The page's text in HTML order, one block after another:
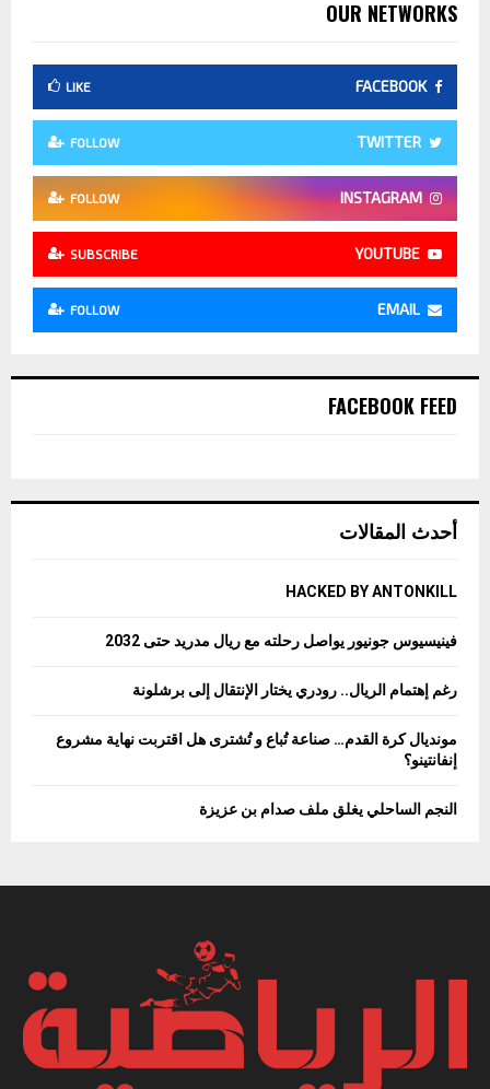
OUR NETWORKS
FACEBOOK
LIKE
TWITTER
FOLLOW
INSTAGRAM
FOLLOW
YOUTUBE
SUBSCRIBE
EMAIL
FOLLOW
FACEBOOK FEED
أحدث المقالات
HACKED BY ANTONKILL
فينيسيوس جونيور يواصل رحلته مع ريال مدريد حتى 2032
رغم إهتمام الريال.. رودري يختار الإنتقال إلى برشلونة
مونديال كرة القدم… صناعة تُباع و تُشترى هل اقتربت نهاية مشروع
إنفانتينو؟
النجم الساحلي يغلق ملف صدام بن عزيزة